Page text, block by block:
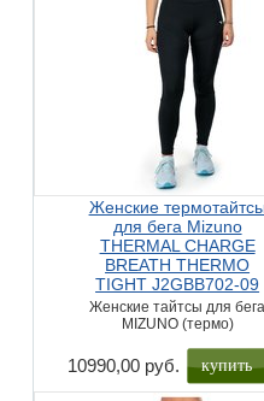
Женские
для бега Mizuno
THERMAL CHARGE
BREATH THERMO
TIGHT J2GBB702-09
Женские тайтсы для
MIZUNO (термо)
10990,00 руб. купить